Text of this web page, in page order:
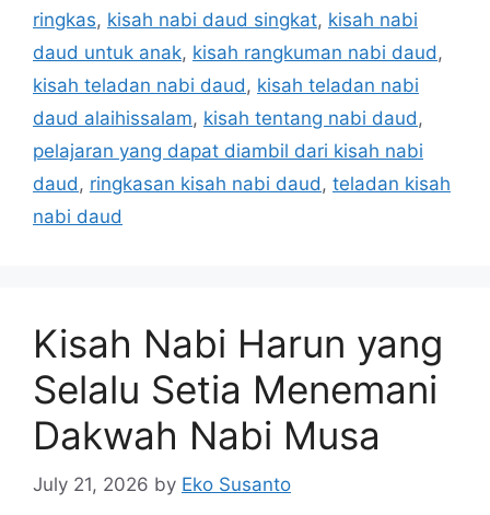
ringkas, kisah nabi daud singkat, kisah nabi
daud untuk anak, kisah rangkuman nabi daud,
kisah teladan nabi daud, kisah teladan nabi
daud alaihissalam, kisah tentang nabi daud,
pelajaran yang dapat diambil dari kisah nabi
daud, ringkasan kisah nabi daud, teladan kisah
nabi daud
Kisah Nabi Harun yang
Selalu Setia Menemani
Dakwah Nabi Musa
July 21, 2026 by Eko Susanto